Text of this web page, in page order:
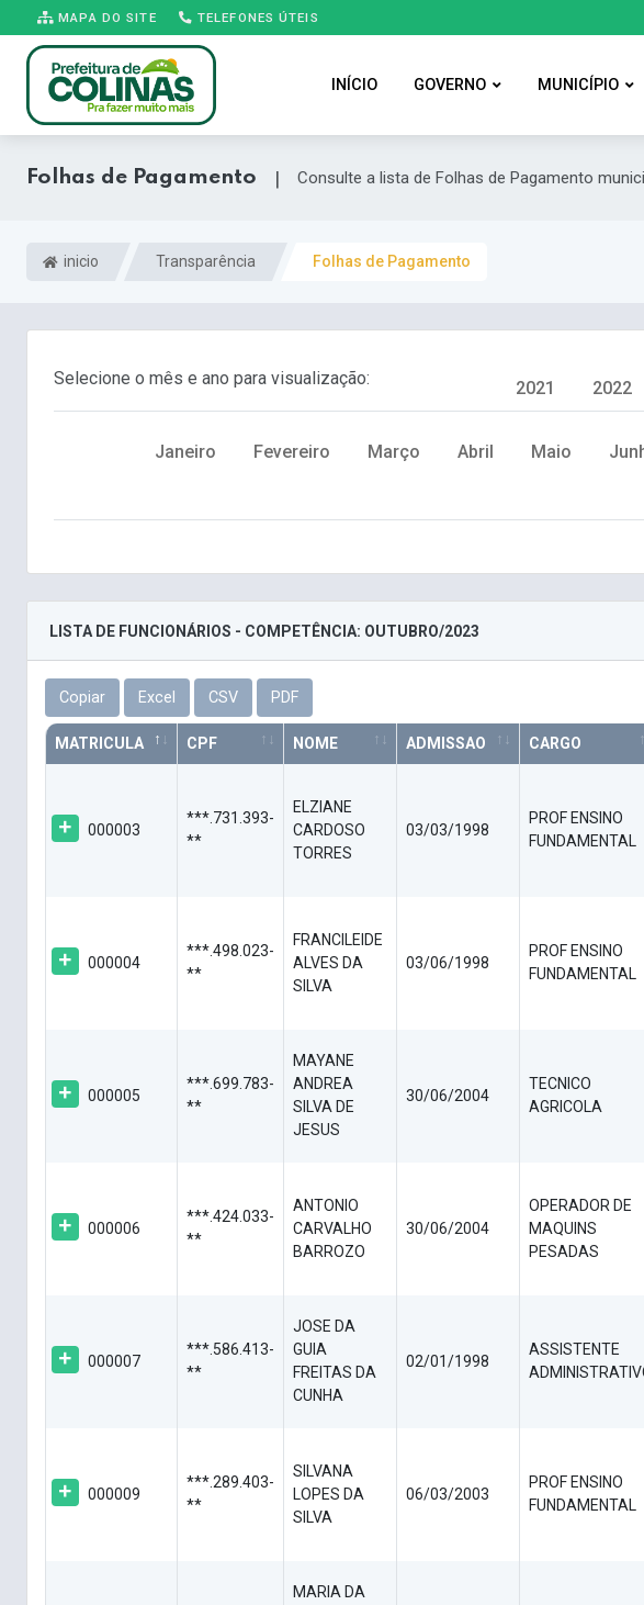
MAPA DO SITE TELEFONES ÚTEIS
INÍCIO GOVERNO MUNICÍPIO
Folhas de Pagamento | Consulte a lista de Folhas de Pagamento
inicio Transparência Folhas de Pagamento
Selecione o mês e ano para visualização: 2021 2022
Janeiro Fevereiro Março Abril Maio
LISTA DE FUNCIONÁRIOS - COMPETÊNCIA: OUTUBRO/2023
Copiar Excel CSV PDF
MATRICULA CPF NOME ADMISSAO CARGO
000003
***.731.393-
**
ELZIANE
CARDOSO
TORRES
03/03/1998
PROF ENSINO
FUNDAMENTAL
000004
***.498.023-
**
FRANCILEIDE
ALVES DA
SILVA
03/06/1998
PROF ENSINO
FUNDAMENTAL
000005
***.699.783-
**
MAYANE
ANDREA
SILVA DE
JESUS
30/06/2004
TECNICO
AGRICOLA
000006
***.424.033-
**
ANTONIO
CARVALHO
BARROZO
30/06/2004
OPERADOR DE
MAQUINS
PESADAS
000007
***.586.413-
**
JOSE DA
GUIA
FREITAS DA
CUNHA
02/01/1998
ASSISTENTE
000009
***.289.403-
**
SILVANA
LOPES DA
SILVA
06/03/2003
PROF ENSINO
FUNDAMENTAL
MARIA DA